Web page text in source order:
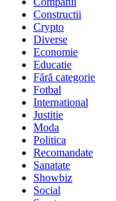
Constructii
Crypto
Diverse
Economie
Educatie
Fără categorie
Fotbal
International
Justitie
Moda
Politica
Recomandate
Sanatate
Showbiz
Social